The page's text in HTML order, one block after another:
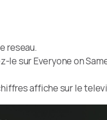
reseau.
le sur Everyone on
affiche sur le